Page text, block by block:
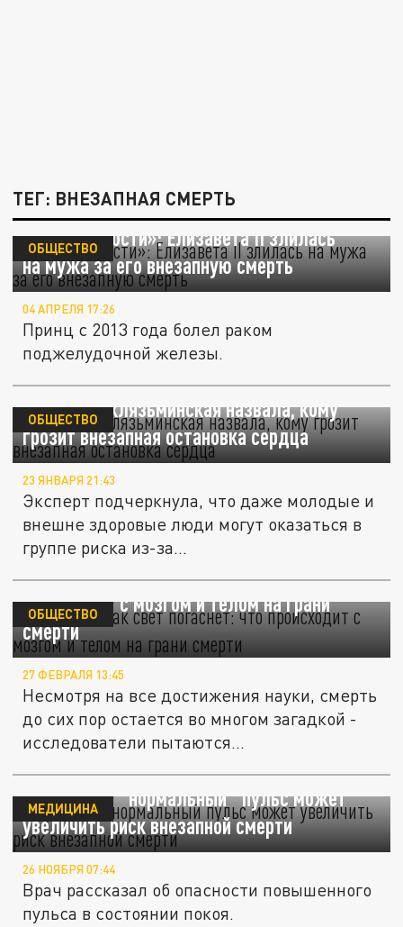
ТЕГ: ВНЕЗАПНАЯ СМЕРТЬ
«Была в ярости»: Елизавета II злилась
на мужа за его внезапную смерть
ОБЩЕСТВО
04 АПРЕЛЯ 17:26
Принц с 2013 года болел раком
поджелудочной железы.
Генетик Заклязьминская назвала, кому
грозит внезапная остановка сердца
ОБЩЕСТВО
23 ЯНВАРЯ 21:43
Эксперт подчеркнула, что даже молодые и
внешне здоровые люди могут оказаться в
группе риска из-за...
Перед тем как свет погаснет: что
происходит с мозгом и телом на грани
смерти
ОБЩЕСТВО
27 ФЕВРАЛЯ 13:45
Несмотря на все достижения науки, смерть
до сих пор остается во многом загадкой -
исследователи пытаются...
Кардиолог: "нормальный" пульс может
увеличить риск внезапной смерти
МЕДИЦИНА
26 НОЯБРЯ 07:44
Врач рассказал об опасности повышенного
пульса в состоянии покоя.